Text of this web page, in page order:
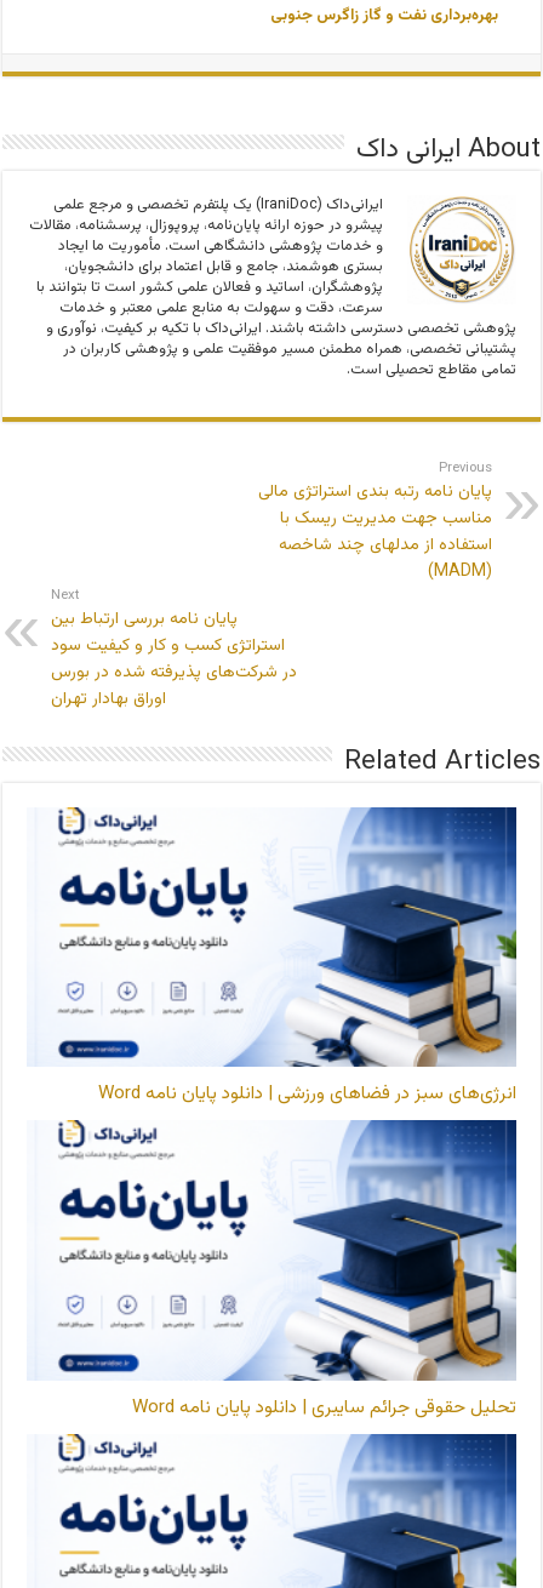
بهره‌برداری نفت و گاز زاگرس جنوبی
About ایرانی داک
ایرانی‌داک (IraniDoc) یک پلتفرم تخصصی و مرجع علمی
پیشرو در حوزه ارائه پایان‌نامه، پروپوزال، پرسشنامه، مقالات
و خدمات پژوهشی دانشگاهی است. مأموریت ما ایجاد
بستری هوشمند، جامع و قابل اعتماد برای دانشجویان،
پژوهشگران، اساتید و فعالان علمی کشور است تا بتوانند با
سرعت، دقت و سهولت به منابع علمی معتبر و خدمات
پژوهشی تخصصی دسترسی داشته باشند. ایرانی‌داک با تکیه بر کیفیت، نوآوری و
پشتیبانی تخصصی، همراه مطمئن مسیر موفقیت علمی و پژوهشی کاربران در
تمامی مقاطع تحصیلی است.
Previous
پایان نامه رتبه بندی استراتژی مالی
مناسب جهت مدیریت ریسک با
استفاده از مدلهای چند شاخصه
(MADM)
Next
پایان نامه بررسی ارتباط بین
استراتژی کسب و کار و کیفیت سود
در شرکت‌های پذیرفته شده در بورس
اوراق بهادار تهران
Related Articles
انرژی‌های سبز در فضاهای ورزشی | دانلود پایان نامه Word
تحلیل حقوقی جرائم سایبری | دانلود پایان نامه Word